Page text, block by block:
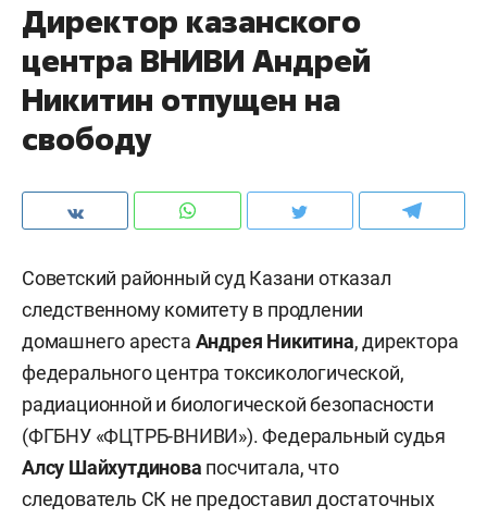
Директор казанского
центра ВНИВИ Андрей
Никитин отпущен на
свободу
Советский районный суд Казани отказал
следственному комитету в продлении
домашнего ареста Андрея Никитина, директора
федерального центра токсикологической,
радиационной и биологической безопасности
(ФГБНУ «ФЦТРБ-ВНИВИ»). Федеральный судья
Алсу Шайхутдинова посчитала, что
следователь СК не предоставил достаточных